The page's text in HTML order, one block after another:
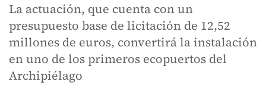
La actuación, que cuenta con un
presupuesto base de licitación de 12,52
millones de euros, convertirá la instalación
en uno de los primeros ecopuertos del
Archipiélago